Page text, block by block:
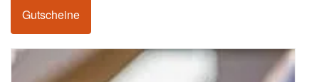
Gutscheine